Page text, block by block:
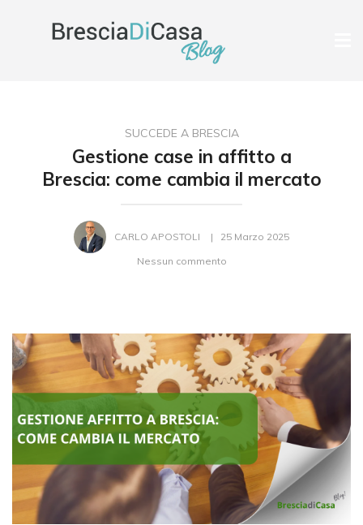
SUCCEDE A BRESCIA
Gestione case in affitto a
Brescia: come cambia il mercato
CARLO APOSTOLI
25 Marzo 2025
Nessun commento